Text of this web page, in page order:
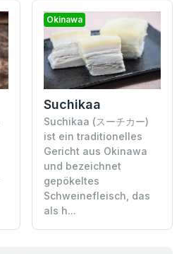
Okinawa
Suchikaa
Suchikaa (スーチカー)
ist ein traditionelles
Gericht aus Okinawa
und bezeichnet
gepökeltes
Schweinefleisch, das
als h...